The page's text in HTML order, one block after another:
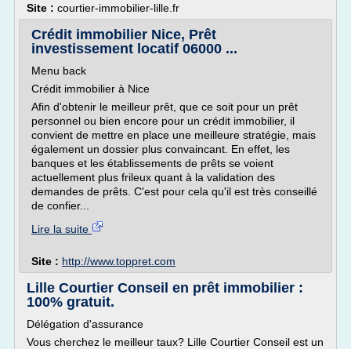
Site : courtier-immobilier-lille.fr
Crédit immobilier Nice, Prêt
investissement locatif 06000 ...
Menu back
Crédit immobilier à Nice
Afin d'obtenir le meilleur prêt, que ce soit pour un prêt
personnel ou bien encore pour un crédit immobilier, il
convient de mettre en place une meilleure stratégie, mais
également un dossier plus convaincant. En effet, les
banques et les établissements de prêts se voient
actuellement plus frileux quant à la validation des
demandes de prêts. C'est pour cela qu'il est très conseillé
de confier...
Lire la suite
Site : http://www.toppret.com
Lille Courtier Conseil en prêt immobilier :
100% gratuit.
Délégation d'assurance
Vous cherchez le meilleur taux? Lille Courtier Conseil est un